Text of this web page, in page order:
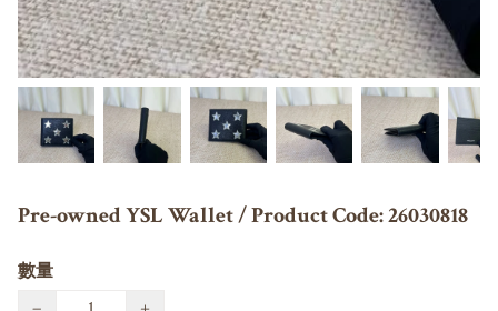
Pre-owned YSL Wallet / Product Code: 26030818
數量